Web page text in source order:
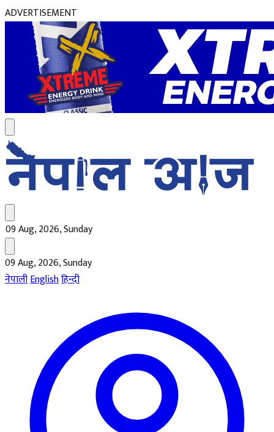
ADVERTISEMENT
09 Aug, 2026, Sunday
09 Aug, 2026, Sunday
नेपालीEnglishहिन्दी